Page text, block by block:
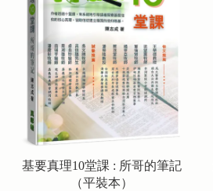
基要真理10堂課 : 所哥的筆記
（平裝本）